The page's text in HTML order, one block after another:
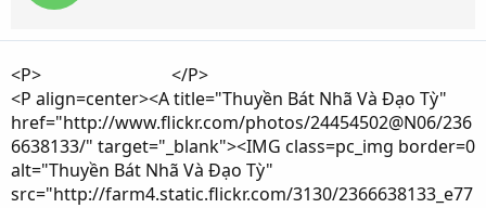
<P> </P>
<P align=center><A title="Thuyền Bát Nhã Và Đạo Tỳ"
href="http://www.flickr.com/photos/24454502@N06/236
6638133/" target="_blank"><IMG class=pc_img border=0
alt="Thuyền Bát Nhã Và Đạo Tỳ"
src="http://farm4.static.flickr.com/3130/2366638133_e77